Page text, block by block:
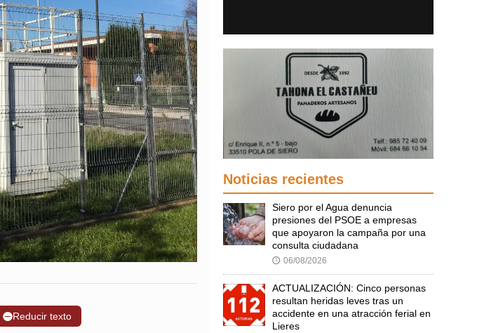
➖Reducir texto
Noticias recientes
Siero por el Agua denuncia
presiones del PSOE a empresas
que apoyaron la campaña por una
consulta ciudadana
🕔 06/08/2026
ACTUALIZACIÓN: Cinco personas
resultan heridas leves tras un
accidente en una atracción ferial en
Lieres